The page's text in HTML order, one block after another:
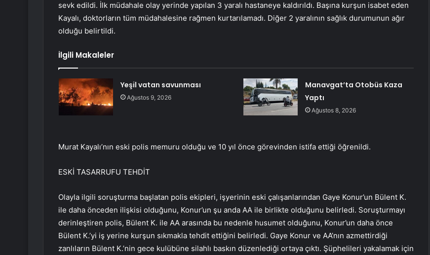
sevk edildi. İlk müdahale olay yerinde yapılan 3 yaralı hastaneye kaldırıldı. Başına kurşun isabet eden
Kayalı, doktorların tüm müdahalesine rağmen kurtarılamadı. Diğer 2 yaralının sağlık durumunun ağır
olduğu belirtildi.
İlgili Makaleler
Yeşil vatan savunması
Ağustos 9, 2026
Manavgat’ta Otobüs Kaza
Yaptı
Ağustos 8, 2026
Murat Kayalı’nın eski polis memuru olduğu ve 10 yıl önce görevinden istifa ettiği öğrenildi.
ESKİ TASARRUFU TEHDİT
Olayla ilgili soruşturma başlatan polis ekipleri, işyerinin eski çalışanlarından Gaye Konur’un Bülent K.
ile daha önceden ilişkisi olduğunu, Konur’un şu anda AA ile birlikte olduğunu belirledi. Soruşturmayı
derinleştiren polis, Bülent K. ile AA arasında bu nedenle husumet olduğunu, Konur’un daha önce
Bülent K.’yi iş yerine kurşun sıkmakla tehdit ettiğini belirledi. Gaye Konur ve AA’nın azmettirdiği
zanlıların Bülent K.’nin gece kulübüne silahlı baskın düzenlediği ortaya çıktı. Şüphelileri yakalamak için